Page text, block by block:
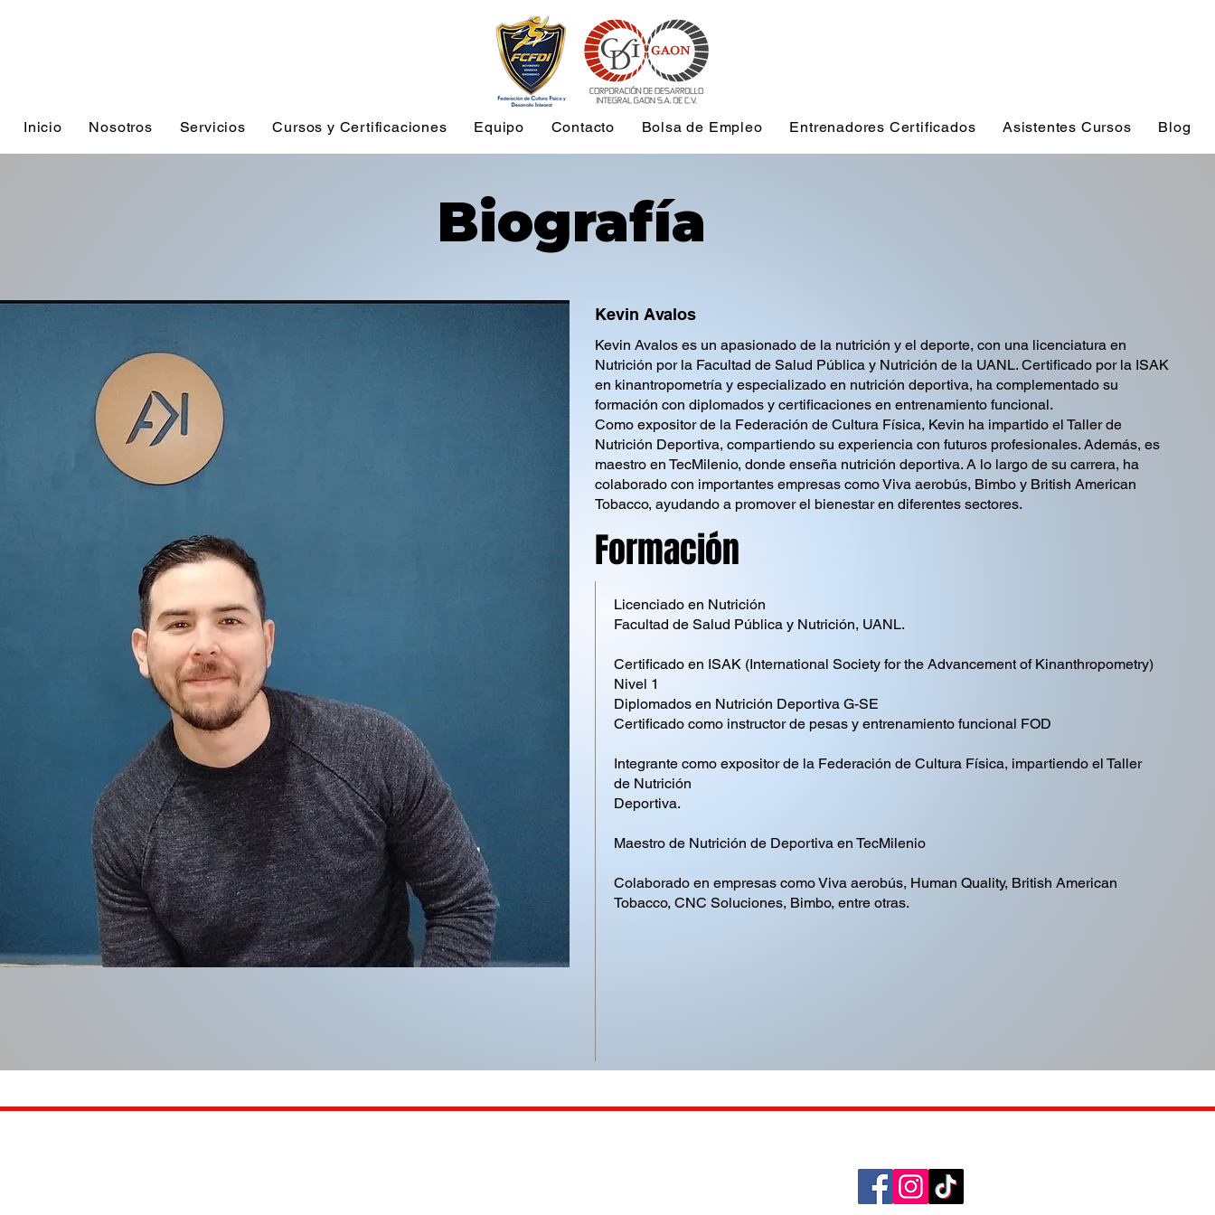
Inicio Nosotros Servicios Cursos y Certificaciones Equipo Contacto Bolsa de Empleo Entrenadores Certificados Asistentes Cursos Blog
Biografía
Kevin Avalos
Kevin Avalos es un apasionado de la nutrición y el deporte, con una licenciatura en
Nutrición por la Facultad de Salud Pública y Nutrición de la UANL. Certificado por la ISAK
en kinantropometría y especializado en nutrición deportiva, ha complementado su
formación con diplomados y certificaciones en entrenamiento funcional.
Como expositor de la Federación de Cultura Física, Kevin ha impartido el Taller de
Nutrición Deportiva, compartiendo su experiencia con futuros profesionales. Además, es
maestro en TecMilenio, donde enseña nutrición deportiva. A lo largo de su carrera, ha
colaborado con importantes empresas como Viva aerobús, Bimbo y British American
Tobacco, ayudando a promover el bienestar en diferentes sectores.
Formación
Licenciado en Nutrición
Facultad de Salud Pública y Nutrición, UANL.
Certificado en ISAK (International Society for the Advancement of Kinanthropometry)
Nivel 1
Diplomados en Nutrición Deportiva G-SE
Certificado como instructor de pesas y entrenamiento funcional FOD
Integrante como expositor de la Federación de Cultura Física, impartiendo el Taller
de Nutrición
Deportiva.
Maestro de Nutrición de Deportiva en TecMilenio
Colaborado en empresas como Viva aerobús, Human Quality, British American
Tobacco, CNC Soluciones, Bimbo, entre otras.